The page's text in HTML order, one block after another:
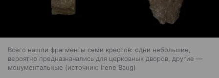
Всего нашли фрагменты семи крестов: одни небольшие,
вероятно предназначались для церковных дворов, другие —
монументальные
источник: Irene Baug